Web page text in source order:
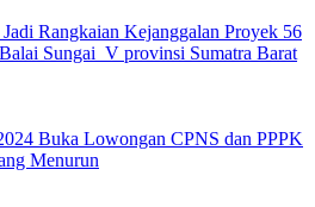
Rangkaian Kejanggalan Proyek 56
Sungai V provinsi Sumatra Barat
Buka Lowongan CPNS dan PPPK
Menurun